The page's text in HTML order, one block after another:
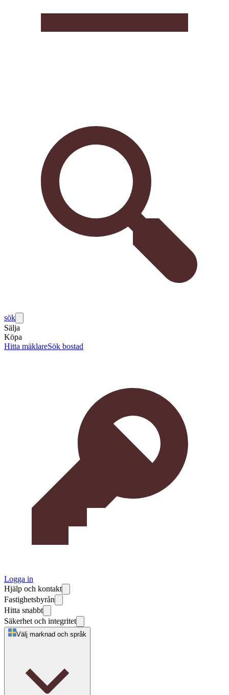
sök
Sälja
Köpa
Hitta mäklareSök bostad
Logga in
Hjälp och kontakt
Fastighetsbyrån
Hitta snabbt
Säkerhet och integritet
Välj marknad och språk